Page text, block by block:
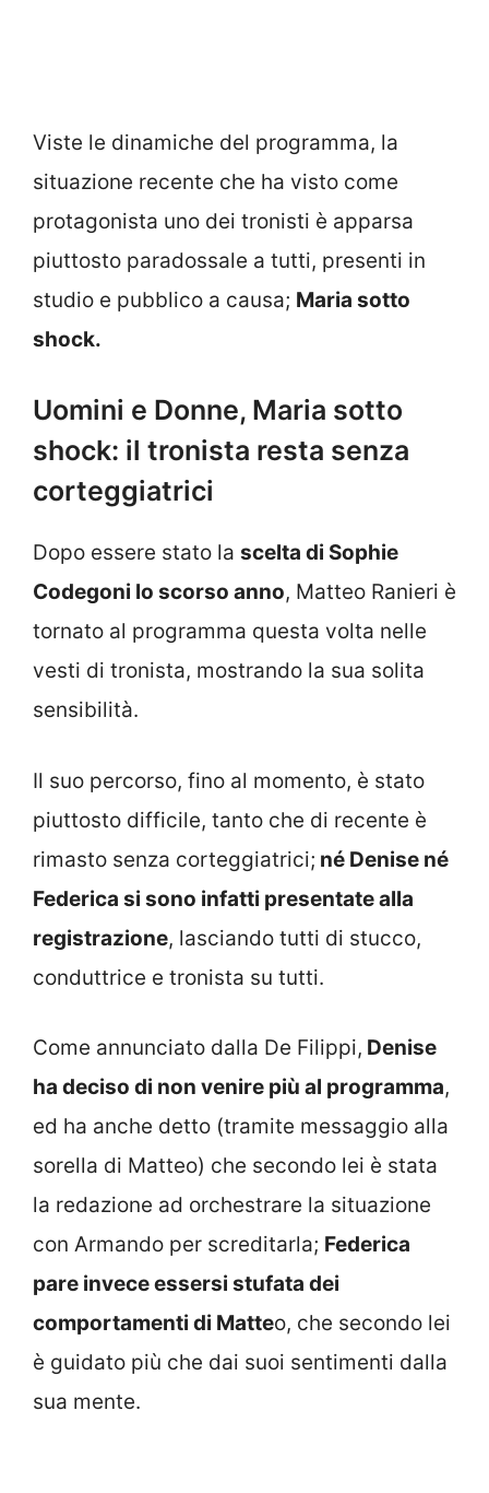
Viste le dinamiche del programma, la
situazione recente che ha visto come
protagonista uno dei tronisti è apparsa
piuttosto paradossale a tutti, presenti in
studio e pubblico a causa; Maria sotto
shock.
Uomini e Donne, Maria sotto
shock: il tronista resta senza
corteggiatrici
Dopo essere stato la scelta di Sophie
Codegoni lo scorso anno, Matteo Ranieri è
tornato al programma questa volta nelle
vesti di tronista, mostrando la sua solita
sensibilità.
Il suo percorso, fino al momento, è stato
piuttosto difficile, tanto che di recente è
rimasto senza corteggiatrici; né Denise né
Federica si sono infatti presentate alla
registrazione, lasciando tutti di stucco,
conduttrice e tronista su tutti.
Come annunciato dalla De Filippi, Denise
ha deciso di non venire più al programma,
ed ha anche detto (tramite messaggio alla
sorella di Matteo) che secondo lei è stata
la redazione ad orchestrare la situazione
con Armando per screditarla; Federica
pare invece essersi stufata dei
comportamenti di Matteo, che secondo lei
è guidato più che dai suoi sentimenti dalla
sua mente.